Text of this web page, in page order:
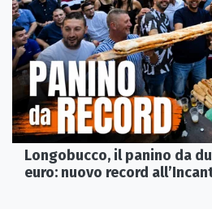
Longobucco, il panino da
euro: nuovo record